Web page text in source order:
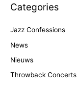
Categories
Jazz Confessions
News
Nieuws
Throwback Concerts